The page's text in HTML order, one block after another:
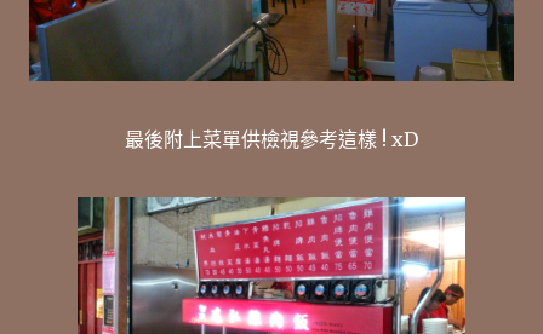
最後附上菜單供檢視參考這樣 ! xD